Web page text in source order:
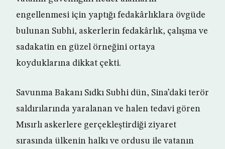
engellenmesi için yaptığı fedakârlıklara övgüde
bulunan Subhi, askerlerin fedakârlık, çalışma ve
sadakatin en güzel örneğini ortaya
koyduklarına dikkat çekti.
Savunma Bakanı Sıdkı Subhi dün, Sina’daki terör
saldırılarında yaralanan ve halen tedavi gören
Mısırlı askerlere gerçekleştirdiği ziyaret
sırasında ülkenin halkı ve ordusu ile vatanın